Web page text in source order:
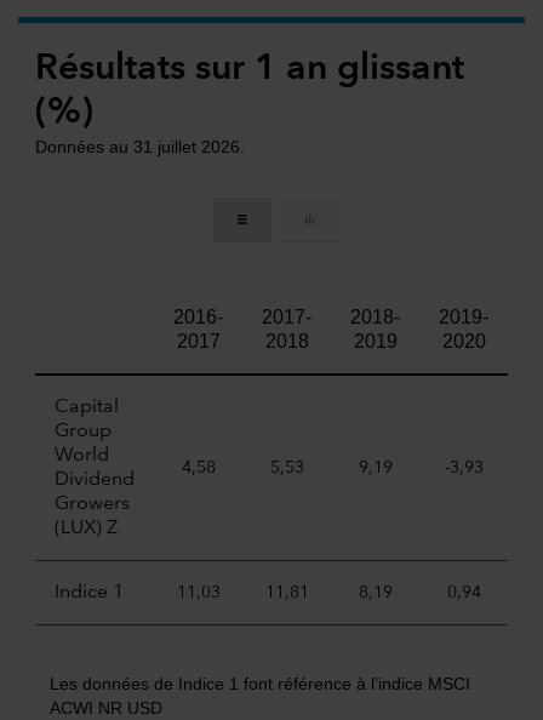
Résultats sur 1 an glissant
(%)
Données au 31 juillet 2026.
2016-
2017
2017-
2018
2018-
2019
2019-
2020
Capital
Group
World
Dividend
Growers
(LUX) Z
4,58 5,53 9,19 -3,93
Indice 1 11,03 11,81 8,19 0,94
Les données de Indice 1 font référence à l’indice MSCI
ACWI NR USD